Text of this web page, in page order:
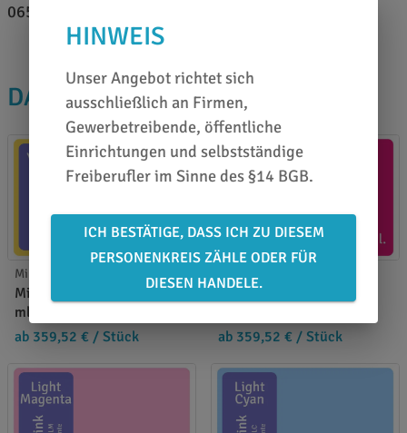
0651 46 27 79 80
DAS PASST DAZU
Mimaki Tinte
Mimaki SS21 yellow - 2000
ml.
ab 359,52 € / Stück
Mimaki SS21 magenta -
ab 359,52 € / Stück
HINWEIS
Unser Angebot richtet sich
ausschließlich an Firmen,
Gewerbetreibende, öffentliche
Einrichtungen und selbstständige
Freiberufler im Sinne des §14 BGB.
ICH BESTÄTIGE, DASS ICH ZU DIESEM
PERSONENKREIS ZÄHLE ODER FÜR
DIESEN HANDELE.